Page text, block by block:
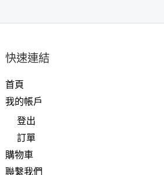
快速連結
首頁
我的帳戶
登出
訂單
購物車
聯繫我們